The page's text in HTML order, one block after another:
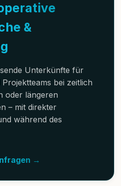
&
Unterkünfte für
bei zeitlich
oder längeren
– mit direkter
während des
→